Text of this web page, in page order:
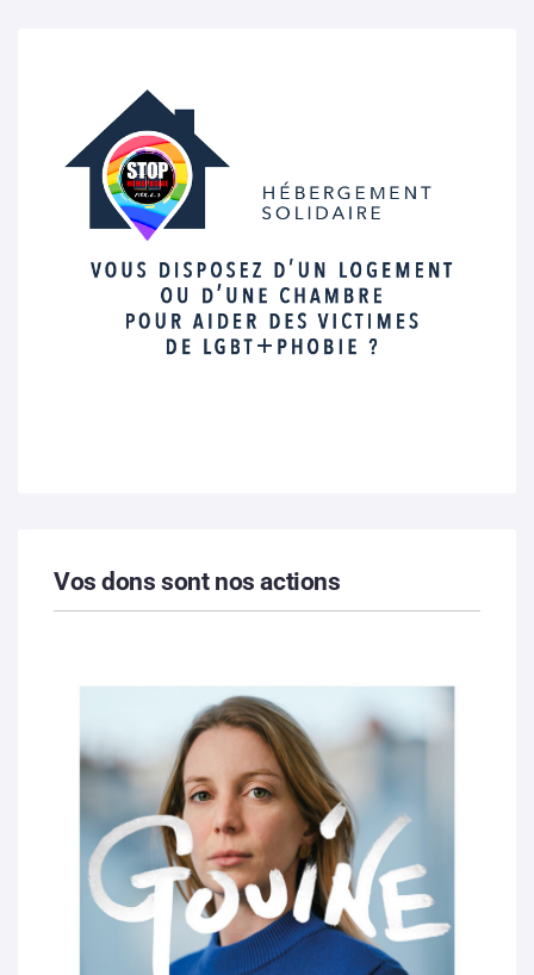
Vos dons sont nos actions